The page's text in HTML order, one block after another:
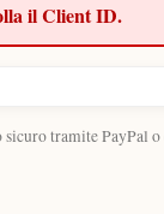
il Client ID.
sicuro tramite PayPal o